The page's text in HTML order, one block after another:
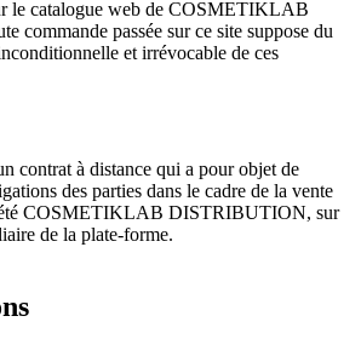
le catalogue web de COSMETIKLAB
commande passée sur ce site suppose du
et irrévocable de ces
contrat à distance qui a pour objet de
des parties dans le cadre de la vente
COSMETIKLAB DISTRIBUTION, sur
de la plate-forme.